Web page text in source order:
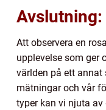
Avslutning:
Att observera en
upplevelse som ger
världen på ett
mätningar och vår
typer kan vi njuta